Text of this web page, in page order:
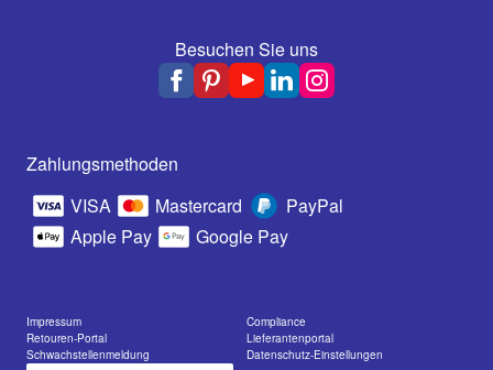
Besuchen Sie uns
Zahlungsmethoden
VISA
Mastercard
PayPal
Apple Pay
Google Pay
Impressum
Compliance
Retouren-Portal
Lieferantenportal
Schwachstellenmeldung
Datenschutz-Einstellungen